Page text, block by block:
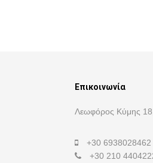
Επικοινωνία
Λεωφόρος Κύμης
+30 6938028462
+30 210